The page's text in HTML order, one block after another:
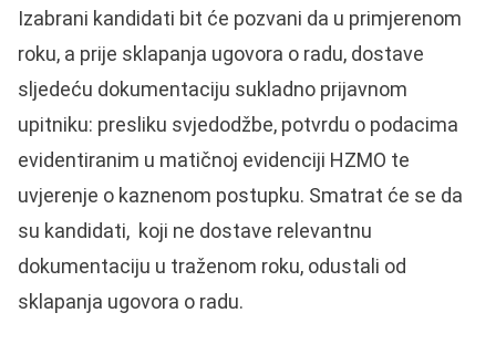
Izabrani kandidati bit će pozvani da u primjerenom
roku, a prije sklapanja ugovora o radu, dostave
sljedeću dokumentaciju sukladno prijavnom
upitniku: presliku svjedodžbe, potvrdu o podacima
evidentiranim u matičnoj evidenciji HZMO te
uvjerenje o kaznenom postupku. Smatrat će se da
su kandidati, koji ne dostave relevantnu
dokumentaciju u traženom roku, odustali od
sklapanja ugovora o radu.